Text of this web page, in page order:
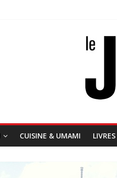
CUISINE & UMAMI